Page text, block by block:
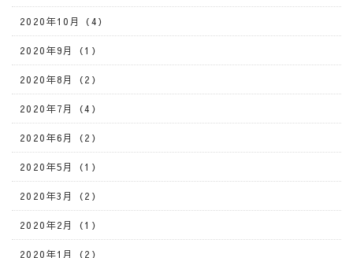
2020年10月（4）
2020年9月（1）
2020年8月（2）
2020年7月（4）
2020年6月（2）
2020年5月（1）
2020年3月（2）
2020年2月（1）
2020年1月（2）